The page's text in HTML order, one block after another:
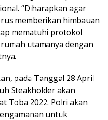
“Diharapkan agar
memberikan himbauan
mematuhi protokol
utamanya dengan
pada Tanggal 28 April
Steakholder akan
Toba 2022. Polri akan
untuk